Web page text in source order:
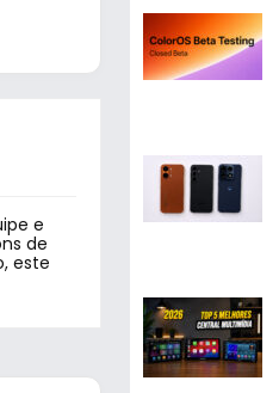
e
de
este